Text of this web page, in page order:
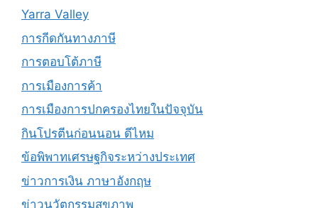
Yarra Valley
การกีดกันทางภาษี
การตอบโต้ภาษี
การเมืองการค้า
การเมืองการปกครองไทยในปัจจุบัน
กินโปรตีนก่อนนอน ดีไหม
ข้อพิพาทเศรษฐกิจระหว่างประเทศ
ข่าวการเงิน ภาษาอังกฤษ
ข่าวนวัตกรรมสุขภาพ